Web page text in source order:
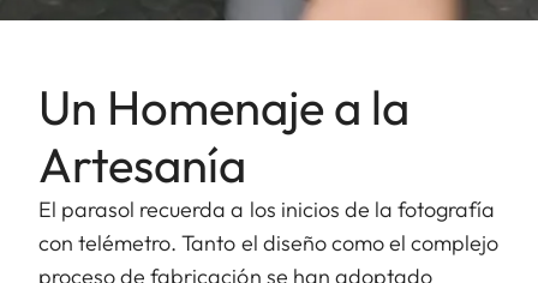
Un Homenaje a la
Artesanía
El parasol recuerda a los inicios de la fotografía
con telémetro. Tanto el diseño como el complejo
proceso de fabricación se han adoptado